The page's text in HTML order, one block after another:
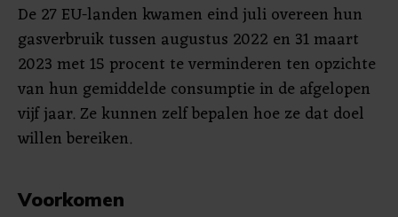
De 27 EU-landen kwamen eind juli overeen hun
gasverbruik tussen augustus 2022 en 31 maart
2023 met 15 procent te verminderen ten opzichte
van hun gemiddelde consumptie in de afgelopen
vijf jaar. Ze kunnen zelf bepalen hoe ze dat doel
willen bereiken.
Voorkomen